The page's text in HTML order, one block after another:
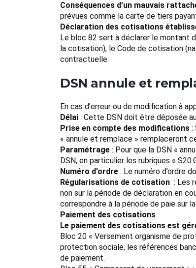
Conséquences d’un mauvais
prévues comme la carte de tiers
Déclaration des cotisations
Le bloc 82 sert à déclarer le montant
la cotisation), le Code de cotisation
contractuelle.
DSN annule et
En cas d’erreur ou de modification à
Délai : Cette DSN doit être déposée
Prise en compte des modifications :
« annule et remplace » remplaceront
Paramétrage : Pour que la DSN «
DSN, en particulier les rubriques «
Numéro d’ordre : Le numéro d’ordre
Régularisations de cotisation : Les
non sur la période de déclaration en
correspondre à la période de paie sur
Paiement des cotisations
Le paiement des cotisations est
Bloc 20 « Versement organisme de
protection sociale, les références
de paiement.